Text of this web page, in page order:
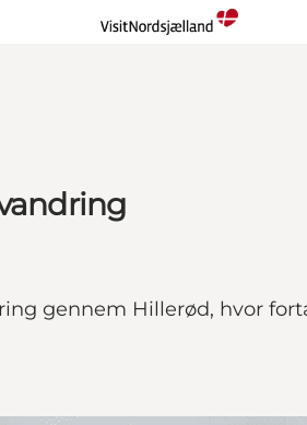
gennem Hillerød, hvor